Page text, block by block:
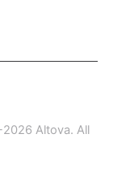
Altova. All